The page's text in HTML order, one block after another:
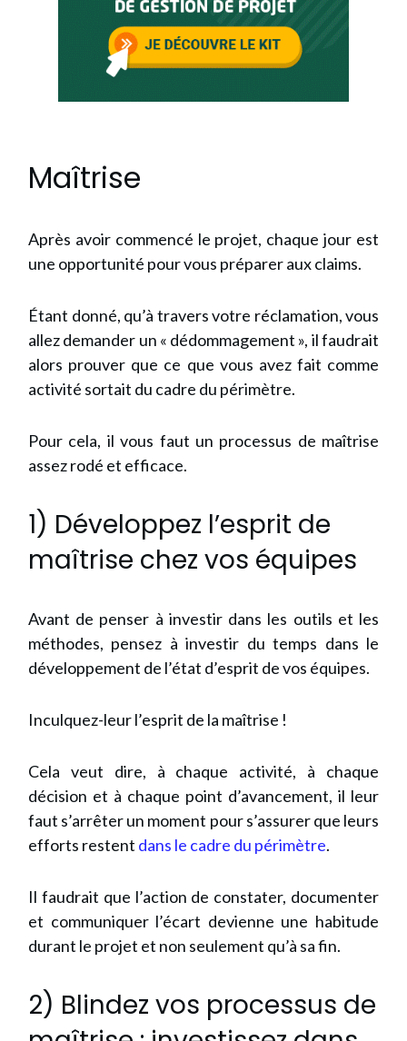
Maîtrise
Après avoir commencé le projet, chaque jour est
une opportunité pour vous préparer aux claims.
Étant donné, qu’à travers votre réclamation, vous
allez demander un « dédommagement », il faudrait
alors prouver que ce que vous avez fait comme
activité sortait du cadre du périmètre.
Pour cela, il vous faut un processus de maîtrise
assez rodé et efficace.
1) Développez l’esprit de
maîtrise chez vos équipes
Avant de penser à investir dans les outils et les
méthodes, pensez à investir du temps dans le
développement de l’état d’esprit de vos équipes.
Inculquez-leur l’esprit de la maîtrise !
Cela veut dire, à chaque activité, à chaque
décision et à chaque point d’avancement, il leur
faut s’arrêter un moment pour s’assurer que leurs
efforts restent dans le cadre du périmètre.
Il faudrait que l’action de constater, documenter
et communiquer l’écart devienne une habitude
durant le projet et non seulement qu’à sa fin.
2) Blindez vos processus de